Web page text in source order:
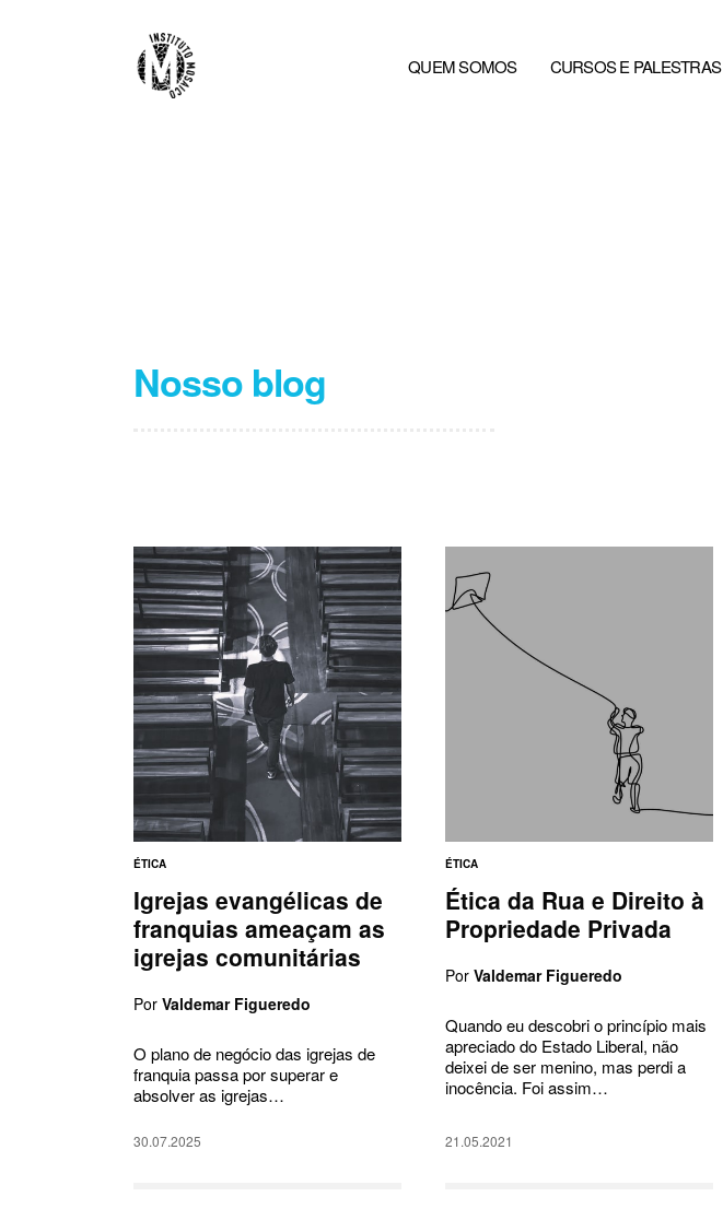
QUEM SOMOS CURSOS E PALESTRAS
Nosso blog
ÉTICA
Igrejas evangélicas de
franquias ameaçam as
igrejas comunitárias
PorValdemar Figueredo
O plano de negócio das igrejas de
franquia passa por superar e
absolver as igrejas…
30.07.2025
ÉTICA
Ética da Rua e Direito à
Propriedade Privada
PorValdemar Figueredo
Quando eu descobri o princípio mais
apreciado do Estado Liberal, não
deixei de ser menino, mas perdi a
inocência. Foi assim…
21.05.2021